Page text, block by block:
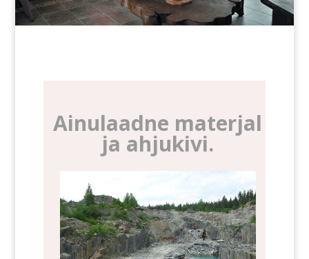
Ainulaadne materjal
ja ahjukivi.